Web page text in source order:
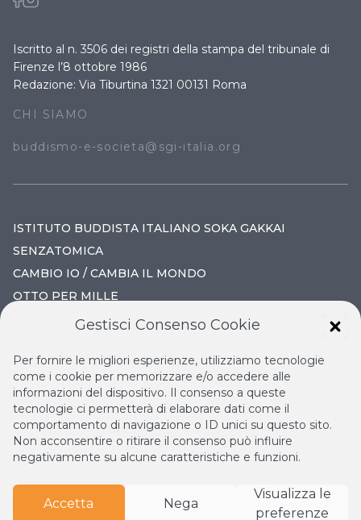
Iscritto al n. 3506 dei registri della stampa del tribunale di
Firenze l’8 ottobre 1986
Redazione: Via Tiburtina 1321 00131 Roma
CHI SIAMO
buddismo-e-societa@sgi-italia.org
ISTITUTO BUDDISTA ITALIANO SOKA GAKKAI
SENZATOMICA
CAMBIO IO / CAMBIA IL MONDO
OTTO PER MILLE
IL VOLO CONTINUO
LA BIBLIOTECA DI NICHIREN
ESPERIA
Istituto Buddista Italiano Soka Gakkai.
Gestisci Consenso Cookie
Per fornire le migliori esperienze, utilizziamo tecnologie
come i cookie per memorizzare e/o accedere alle
informazioni del dispositivo. Il consenso a queste
tecnologie ci permetterà di elaborare dati come il
comportamento di navigazione o ID unici su questo sito.
Non acconsentire o ritirare il consenso può influire
negativamente su alcune caratteristiche e funzioni.
Accetta Nega
Visualizza le
preferenze